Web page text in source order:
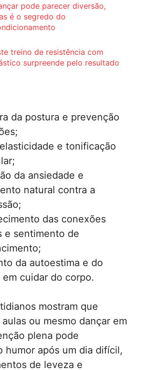
pode parecer diversão,
é o segredo do
treino de resistência com
surpreende pelo resultado
da postura e prevenção
e tonificação
da ansiedade e
natural contra a
das conexões
e sentimento de
da autoestima e do
em cuidar do corpo.
mostram que
ou mesmo dançar em
plena pode
humor após um dia difícil,
de leveza e